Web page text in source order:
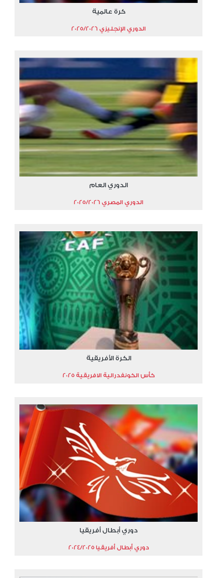
كرة عالمية
الدوري الإنجليزي 2025/2026
الدوري العام
الدوري المصري 2025/2026
الكرة الأفريقية
كأس الكونفدرالية الافريقية 2025
دوري أبطال أفريقيا
دوري أبطال أفريقيا 2024/2025